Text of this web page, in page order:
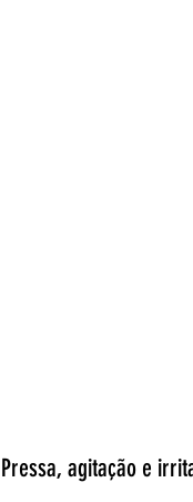
Pressa, agitação e